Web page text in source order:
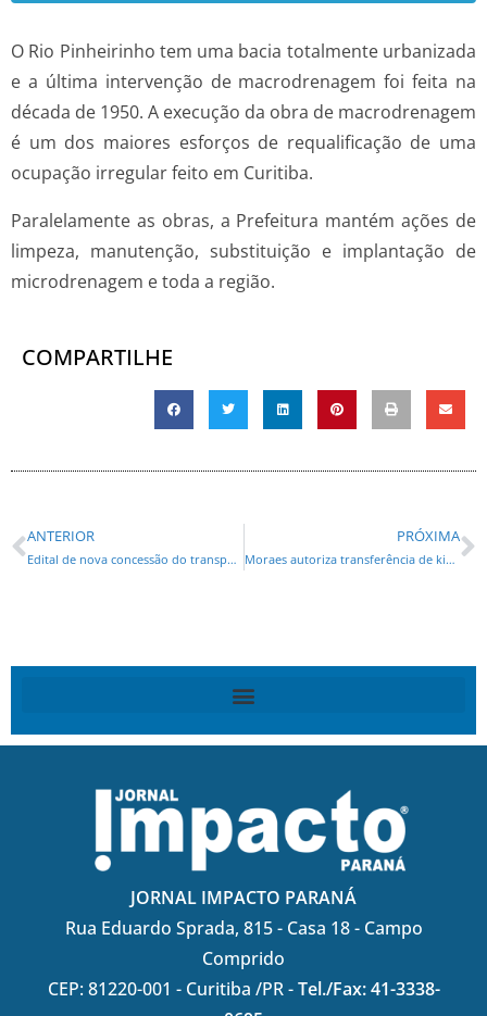
O Rio Pinheirinho tem uma bacia totalmente urbanizada
e a última intervenção de macrodrenagem foi feita na
década de 1950. A execução da obra de macrodrenagem
é um dos maiores esforços de requalificação de uma
ocupação irregular feito em Curitiba.
Paralelamente as obras, a Prefeitura mantém ações de
limpeza, manutenção, substituição e implantação de
microdrenagem e toda a região.
COMPARTILHE
ANTERIOR
Edital de nova concessão do transporte coletivo deve ser lançado em setembro de 2025
PRÓXIMA
Moraes autoriza transferência de kid preto de Brasília para Manaus
JORNAL IMPACTO PARANÁ
Rua Eduardo Sprada, 815 - Casa 18 - Campo
Comprido
CEP: 81220-001 - Curitiba /PR -Tel./Fax: 41-3338-